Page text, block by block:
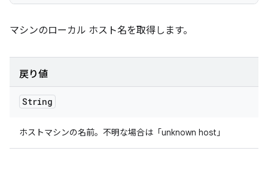
マシンのローカル ホスト名を取得します。
戻り値
String
ホストマシンの名前。不明な場合は「unknown host」